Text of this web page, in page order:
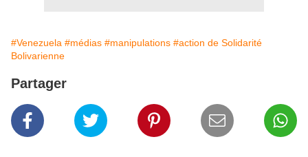
#Venezuela #médias #manipulations #action de Solidarité
Bolivarienne
Partager